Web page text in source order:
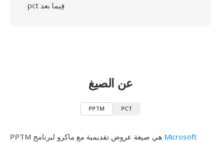
pct فِيما بعد
عن الصيغ
PPTM PCT
Microsoft